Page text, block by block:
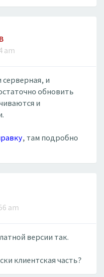
am
и
обновить
и
, там подробно
am
версии так.
клиентская часть?